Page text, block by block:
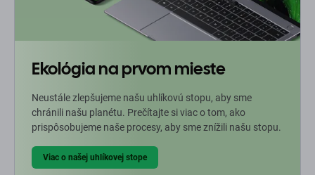
Ekológia na prvom mieste
Neustále zlepšujeme našu uhlíkovú stopu, aby sme
chránili našu planétu. Prečítajte si viac o tom, ako
prispôsobujeme naše procesy, aby sme znížili našu stopu.
Viac o našej uhlíkovej stope